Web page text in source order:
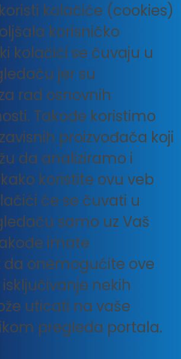
kolačiće (cookies)
korisničko
kolačići se čuvaju u
jer su
rad osnovnih
Takođe koristimo
proizvođača koji
da analiziramo i
koristite ovu veb
će se čuvati u
samo uz Vaš
imate
onemogućite ove
nekih
uticati na vaše
pregleda portala.